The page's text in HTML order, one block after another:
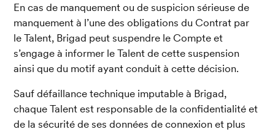
En cas de manquement ou de suspicion sérieuse de
manquement à l’une des obligations du Contrat par
le Talent, Brigad peut suspendre le Compte et
s’engage à informer le Talent de cette suspension
ainsi que du motif ayant conduit à cette décision.
Sauf défaillance technique imputable à Brigad,
chaque Talent est responsable de la confidentialité et
de la sécurité de ses données de connexion et plus